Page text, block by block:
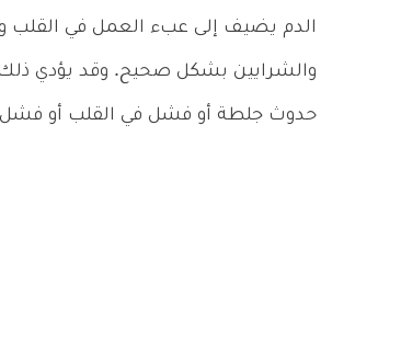
الدم يضيف إلى عبء العمل في القلب
والشرايين بشكل صحيح. وقد يؤدي ذلك
حدوث جلطة أو فشل في القلب أو فشل